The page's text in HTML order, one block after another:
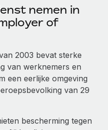
van
samenwerken
beschikbaar
team met 120%
bouwt open source,
nemen in
of
2003 bevat sterke
van werknemers en
een eerlijke omgeving
van 29
bescherming tegen